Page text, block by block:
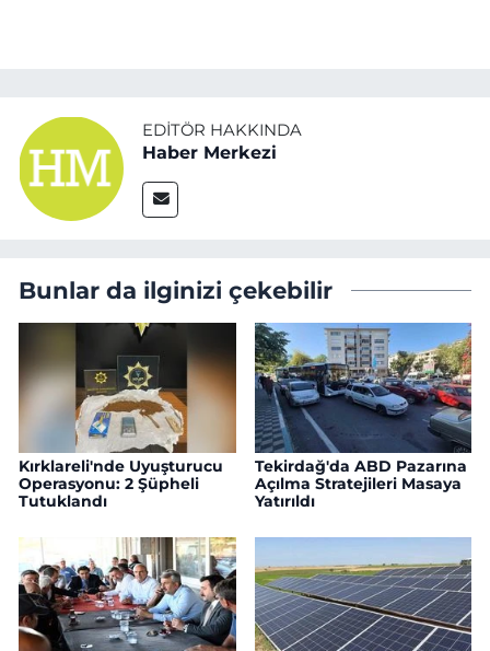
EDITÖR HAKKINDA
Haber Merkezi
Bunlar da ilginizi çekebilir
Kırklareli'nde Uyuşturucu
Operasyonu: 2 Şüpheli
Tutuklandı
Tekirdağ'da ABD Pazarına
Açılma Stratejileri Masaya
Yatırıldı